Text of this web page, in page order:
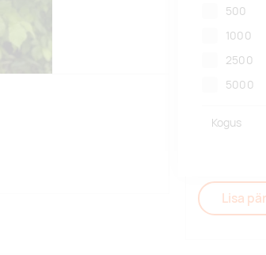
500
1000
2500
5000
Kogus
Lisa